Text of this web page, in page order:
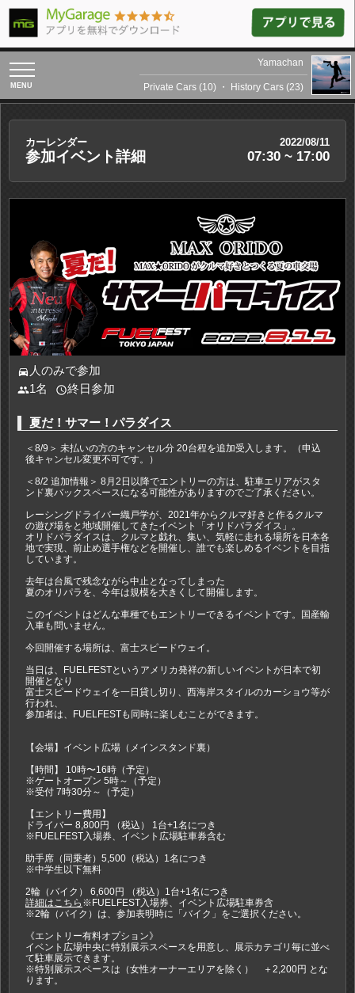
toggle
navigation
Yamachan
Private Cars (10) ・ History Cars (23)
カーレンダー 2022/08/11
参加イベント詳細 07:30 ~ 17:00
directions_car 人のみで参加
people1名 access_time終日参加
夏だ！サマー！パラダイス
＜8/9＞ 未払いの方のキャンセル分 20台程を追加受入します。（申込
後キャンセル変更不可です。）
＜8/2 追加情報＞ 8月2日以降でエントリーの方は、駐車エリアがスタ
ンド裏バックスペースになる可能性がありますのでご了承ください。
レーシングドライバー織戸学が、2021年からクルマ好きと作るクルマ
の遊び場をと地域開催してきたイベント「オリドパラダイス」。
オリドパラダイスは、クルマと戯れ、集い、気軽に走れる場所を日本各
地で実現、前止め選手権などを開催し、誰でも楽しめるイベントを目指
しています。
去年は台風で残念ながら中止となってしまった
夏のオリパラを、今年は規模を大きくして開催します。
このイベントはどんな車種でもエントリーできるイベントです。国産輸
入車も問いません。
今回開催する場所は、富士スピードウェイ。
当日は、FUELFESTというアメリカ発祥の新しいイベントが日本で初
開催となり
富士スピードウェイを一日貸し切り、西海岸スタイルのカーショウ等が
行われ、
参加者は、FUELFESTも同時に楽しむことができます。
【会場】イベント広場（メインスタンド裏）
【時間】 10時〜16時（予定）
※ゲートオープン 5時～（予定）
※受付 7時30分～（予定）
【エントリー費用】
ドライバー 8,800円 （税込） 1台+1名につき
※FUELFEST入場券、イベント広場駐車券含む
助手席（同乗者）5,500（税込）1名につき
※中学生以下無料
2輪（バイク） 6,600円 （税込）1台+1名につき
詳細はこちら ※FUELFEST入場券、イベント広場駐車券含
※2輪（バイク）は、参加表明時に「バイク」をご選択ください。
《エントリー有料オプション》
イベント広場中央に特別展示スペースを用意し、展示カテゴリ毎に並べ
て駐車展示できます。
※特別展示スペースは（女性オーナーエリアを除く） ＋2,200円 とな
ります。